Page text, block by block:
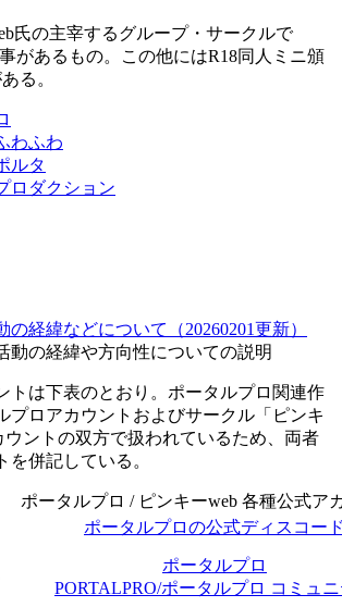
氏の主宰するグループ・サークルで
があるもの。この他にはR18同人ミニ頒
る。
わふわ
ルタ
ロダクション
の経緯などについて（20260201更新）
動の経緯や方向性についての説明
トは下表のとおり。ポータルプロ関連作
プロアカウントおよびサークル「ピンキ
ウントの双方で扱われているため、両者
を併記している。
ポータルプロ / ピンキーweb 各種公式ア
ポータルプロの公式ディスコー
ポータルプロ
PORTALPRO/ポータルプロ コミュ